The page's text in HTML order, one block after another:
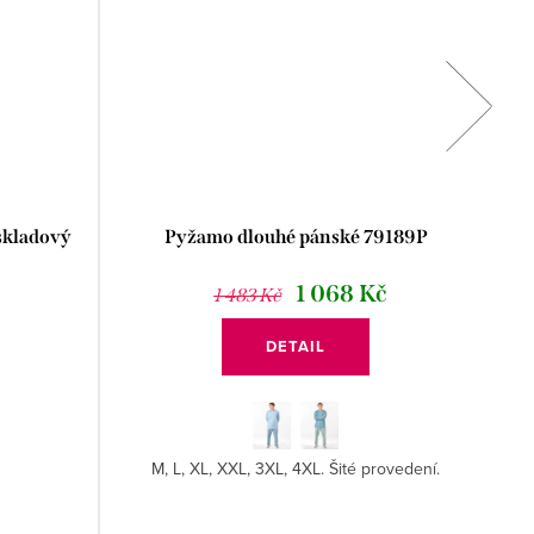
Pyžamo dlouhé pánské 79189P
1 483 Kč 1 068 Kč
DETAIL
M, L, XL, XXL, 3XL, 4XL. Šité provedení.